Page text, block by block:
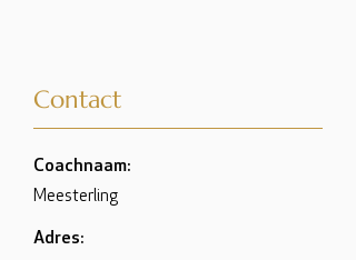
Contact
Coachnaam:
Meesterling
Adres: